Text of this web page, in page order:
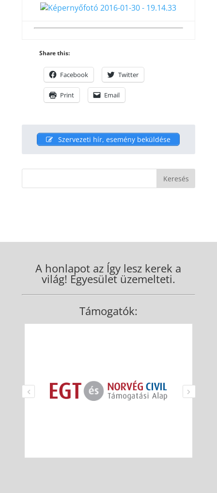
Share this:
Facebook Twitter
Print Email
Szervezeti hír, esemény beküldése
A honlapot az Így lesz kerek a
világ! Egyesület üzemelteti.
Támogatók: